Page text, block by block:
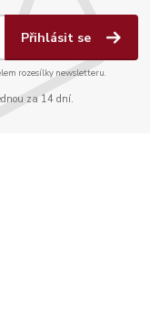
Přihlásit se
rozesílky newsletteru.
za 14 dní.